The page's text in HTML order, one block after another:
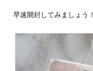
早速開封してみましょう！